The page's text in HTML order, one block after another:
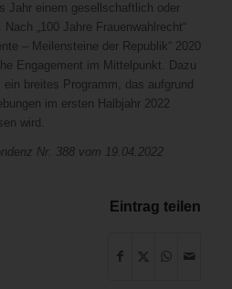
Jahr einem gesellschaftlich oder
„100 Jahre Frauenwahlrecht“
– Meilensteine der Republik“ 2020
Engagement im Mittelpunkt. Dazu
breites Programm, das aufgrund
im ersten Halbjahr 2022
wird.
Nr. 388 vom 19.04.2022
Eintrag teilen